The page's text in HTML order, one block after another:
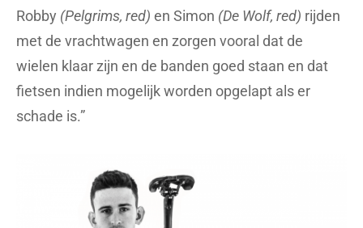
Robby (Pelgrims, red) en Simon (De Wolf, red) rijden
met de vrachtwagen en zorgen vooral dat de
wielen klaar zijn en de banden goed staan en dat
fietsen indien mogelijk worden opgelapt als er
schade is.”